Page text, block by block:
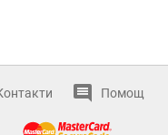
Помощ